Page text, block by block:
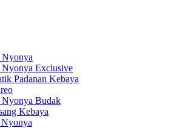
Nyonya Exclusive
Padanan Kebaya
Nyonya Budak
Kebaya